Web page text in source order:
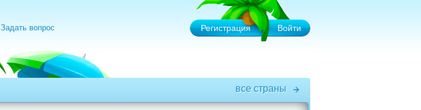
Задать вопрос Регистрация Войти
все страны